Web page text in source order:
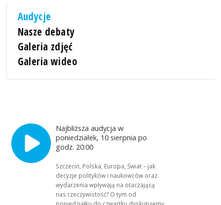
Audycje
Nasze debaty
Galeria zdjęć
Galeria wideo
Najbliższa audycja w
poniedziałek, 10 sierpnia po
godz. 20:00
Szczecin, Polska, Europa, Świat – jak
decyzje polityków i naukowców oraz
wydarzenia wpływają na otaczającą
nas rzeczywistość? O tym od